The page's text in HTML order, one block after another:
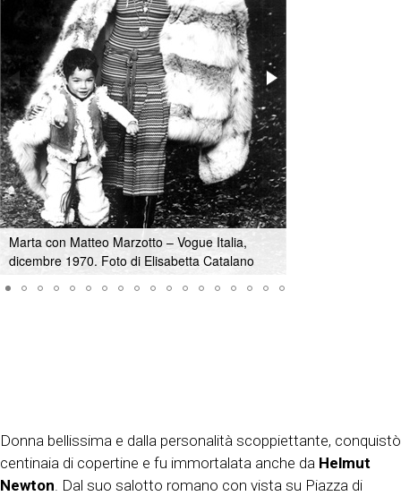
Marta con Matteo Marzotto – Vogue Italia,
dicembre 1970. Foto di Elisabetta Catalano
Donna bellissima e dalla personalità scoppiettante, conquistò
centinaia di copertine e fu immortalata anche da Helmut
Newton . Dal suo salotto romano con vista su Piazza di